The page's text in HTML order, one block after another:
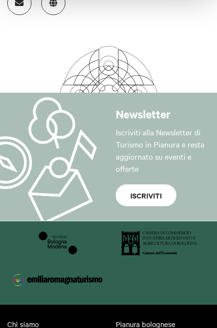
Newsletter
Iscriviti alla Newsletter di
Turismo in Pianura e resta
aggiornato su eventi e
offerte
ISCRIVITI
Chi siamo Pianura bolognese